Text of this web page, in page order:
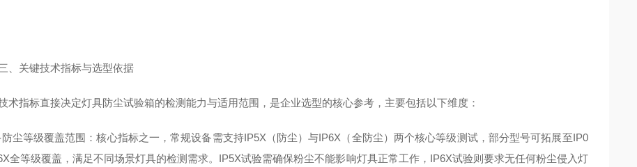
关键技术指标与选型依据
指标直接决定灯具防尘试验箱的检测能力与适用范围，是企业选型的核心参考，主要包括以下维度：
等级覆盖范围：核心指标之一，常规设备需支持IP5X（防尘）与IP6X（全防尘）两个核心等级测试，部分型号可拓展至IP0
全等级覆盖，满足不同场景灯具的检测需求。IP5X试验需确保粉尘不能影响灯具正常工作，IP6X试验则要求无任何粉尘侵入灯